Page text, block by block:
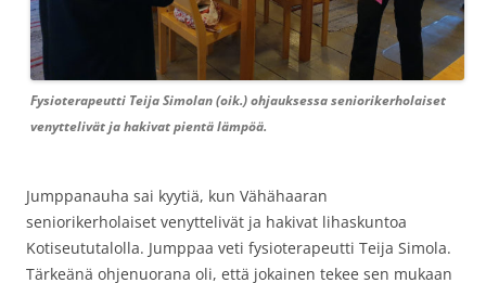
Fysioterapeutti Teija Simolan (oik.) ohjauksessa seniorikerholaiset
venyttelivät ja hakivat pientä lämpöä.
Jumppanauha sai kyytiä, kun Vähähaaran
seniorikerholaiset venyttelivät ja hakivat lihaskuntoa
Kotiseututalolla. Jumppaa veti fysioterapeutti Teija Simola.
Tärkeänä ohjenuorana oli, että jokainen tekee sen mukaan